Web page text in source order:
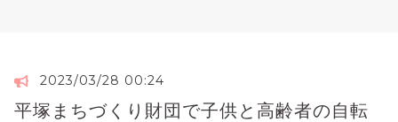
2023/03/28 00:24
平塚まちづくり財団で子供と高齢者の自転